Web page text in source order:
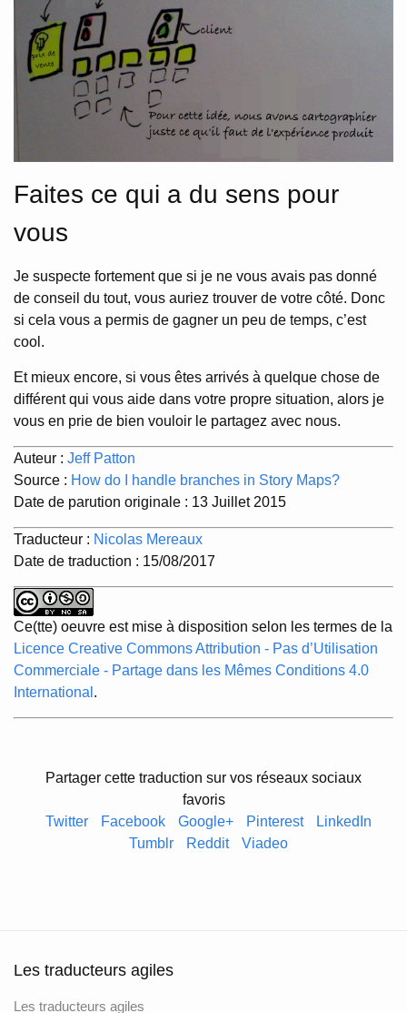
Faites ce qui a du sens pour
vous
Je suspecte fortement que si je ne vous avais pas donné
de conseil du tout, vous auriez trouver de votre côté. Donc
si cela vous a permis de gagner un peu de temps, c’est
cool.
Et mieux encore, si vous êtes arrivés à quelque chose de
différent qui vous aide dans votre propre situation, alors je
vous en prie de bien vouloir le partagez avec nous.
Auteur : Jeff Patton
Source : How do I handle branches in Story Maps?
Date de parution originale : 13 Juillet 2015
Traducteur : Nicolas Mereaux
Date de traduction : 15/08/2017
Ce(tte) oeuvre est mise à disposition selon les termes de la
Licence Creative Commons Attribution - Pas d’Utilisation
Commerciale - Partage dans les Mêmes Conditions 4.0
International .
Partager cette traduction sur vos réseaux sociaux
favoris
Twitter
Facebook Google+ Pinterest
LinkedIn
Tumblr
Reddit Viadeo
Les traducteurs agiles
Les traducteurs agiles